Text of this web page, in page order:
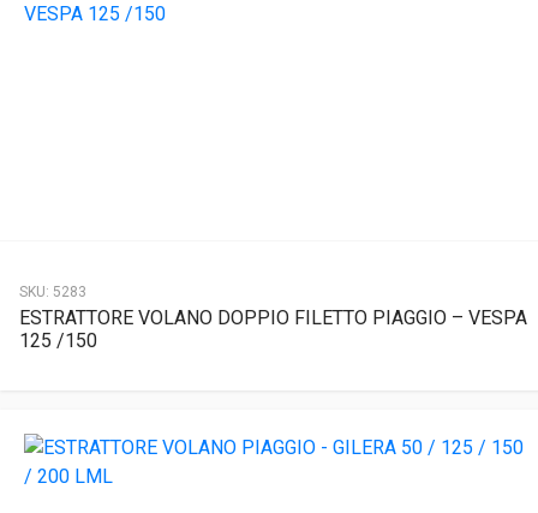
SKU: 5283
ESTRATTORE VOLANO DOPPIO FILETTO PIAGGIO – VESPA
125 /150